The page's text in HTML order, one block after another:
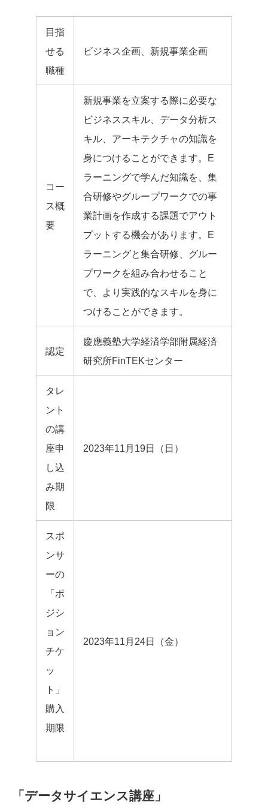
目指
せる
職種
ビジネス企画、新規事業企画
コー
ス概
要
新規事業を立案する際に必要な
ビジネススキル、データ分析ス
キル、アーキテクチャの知識を
身につけることができます。E
ラーニングで学んだ知識を、集
合研修やグループワークでの事
業計画を作成する課題でアウト
プットする機会があります。E
ラーニングと集合研修、グルー
プワークを組み合わせること
で、より実践的なスキルを身に
つけることができます。
認定
慶應義塾大学経済学部附属経済
研究所FinTEKセンター
タレ
ント
の講
座申
し込
み期
限
2023年11月19日（日）
スポ
ンサ
ーの
「ポ
ジシ
ョン
チケ
ッ
ト」
購入
期限
2023年11月24日（金）
「データサイエンス講座」